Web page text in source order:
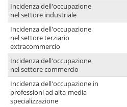
Incidenza dell'occupazione
nel settore industriale
Incidenza dell'occupazione
nel settore terziario
extracommercio
Incidenza dell'occupazione
nel settore commercio
Incidenza dell'occupazione in
professioni ad alta-media
specializzazione